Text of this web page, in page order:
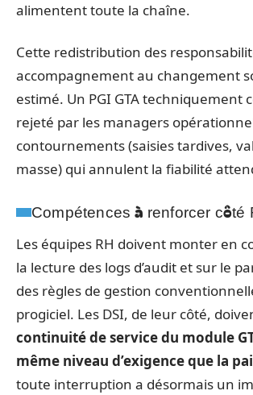
alimentent toute la chaîne.
Cette redistribution des
accompagnement au changement
estimé. Un PGI GTA techniquement
rejeté par les managers
contournements (saisies tardives,
masse) qui annulent la fiabilité
Compétences à renforcer côté
Les équipes RH doivent monter en
la lecture des logs d’audit et sur le
des règles de gestion
progiciel. Les DSI, de leur côté,
continuité de service du module
même niveau d’exigence que la
toute interruption a désormais un